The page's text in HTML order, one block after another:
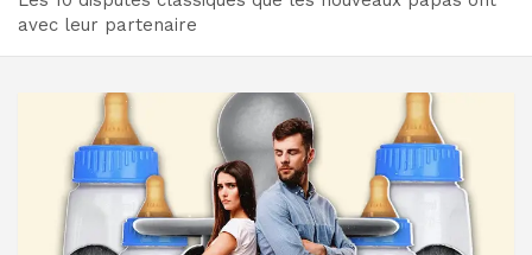
avec leur partenaire